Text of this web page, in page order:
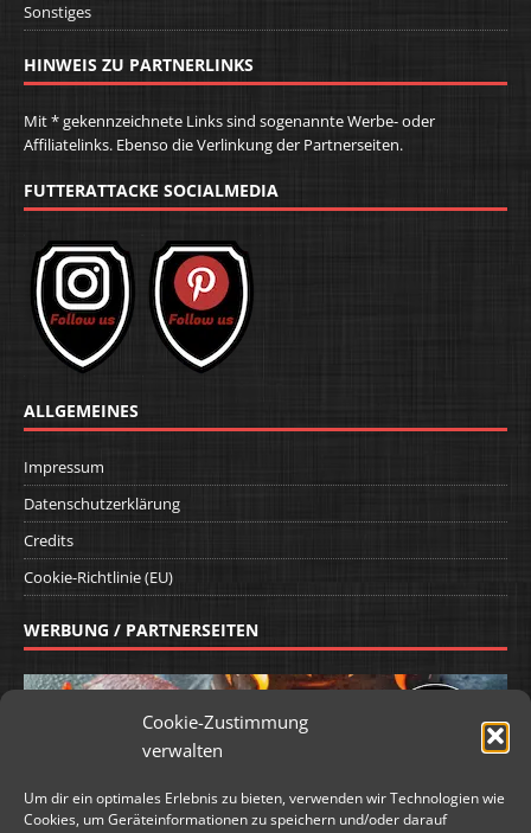
Cookie-Zustimmung
verwalten
Um dir ein optimales Erlebnis zu bieten, verwenden wir Technologien wie
Cookies, um Geräteinformationen zu speichern und/oder darauf
Sonstiges
HINWEIS ZU PARTNERLINKS
Mit * gekennzeichnete Links sind sogenannte Werbe- oder
Affiliatelinks. Ebenso die Verlinkung der Partnerseiten.
FUTTERATTACKE SOCIALMEDIA
ALLGEMEINES
Impressum
Datenschutzerklärung
Credits
Cookie-Richtlinie (EU)
WERBUNG / PARTNERSEITEN